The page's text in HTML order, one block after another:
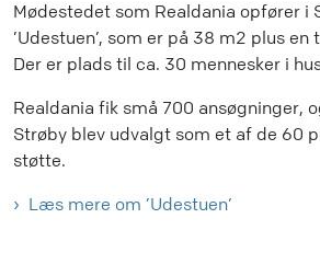
Mødestedet som Realdania opfører i
’Udestuen’, som er på 38 m2 plus
Der er plads til ca. 30 mennesker i
Realdania fik små 700 ansøgninger,
Strøby blev udvalgt som et af de 60
støtte.
Læs mere om ’Udestuen’